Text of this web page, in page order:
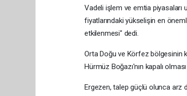
Vadeli işlem ve emtia piyasaları
fiyatlarındaki yükselişin en
etkilenmesi" dedi.
Orta Doğu ve Körfez bölgesinin
Hürmüz Boğazı'nın kapalı
Ergezen, talep güçlü olunca arz